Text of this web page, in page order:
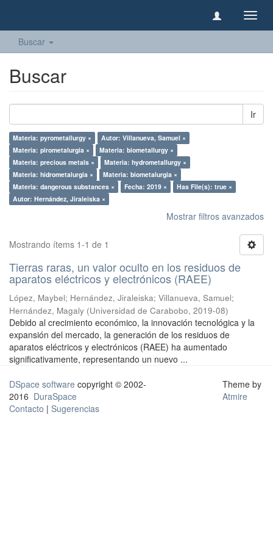
Buscar
Buscar
Ir
Materia: pyrometallurgy ×
Autor: Villanueva, Samuel ×
Materia: pirometalurgia ×
Materia: biometallurgy ×
Materia: precious metals ×
Materia: hydrometallurgy ×
Materia: hidrometalurgia ×
Materia: biometalurgia ×
Materia: dangerous substances ×
Fecha: 2019 ×
Has File(s): true ×
Autor: Hernández, Jiraleiska ×
Mostrar filtros avanzados
Mostrando ítems 1-1 de 1
Tierras raras, un valor oculto en los residuos de
aparatos eléctricos y electrónicos (RAEE)
López, Maybel; Hernández, Jiraleiska; Villanueva, Samuel;
Hernández, Magaly (Universidad de Carabobo, 2019-08)
Debido al crecimiento económico, la innovación tecnológica y la
expansión del mercado, la generación de los residuos de
aparatos eléctricos y electrónicos (RAEE) ha aumentado
significativamente, representando un nuevo ...
DSpace software copyright © 2002-
2016 DuraSpace
Contacto | Sugerencias
Theme by
Atmire